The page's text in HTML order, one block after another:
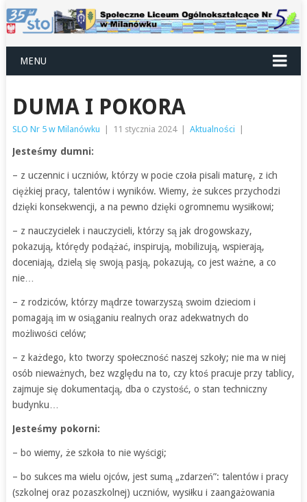
MENU
DUMA I POKORA
SLO Nr 5 w Milanówku 11 stycznia 2024 Aktualności
Jesteśmy dumni:
– z uczennic i uczniów, którzy w pocie czoła pisali maturę, z ich
ciężkiej pracy, talentów i wyników. Wiemy, że sukces przychodzi
dzięki konsekwencji, a na pewno dzięki ogromnemu wysiłkowi;
– z nauczycielek i nauczycieli, którzy są jak drogowskazy,
pokazują, którędy podążać, inspirują, mobilizują, wspierają,
doceniają, dzielą się swoją pasją, pokazują, co jest ważne, a co
nie…
– z rodziców, którzy mądrze towarzyszą swoim dzieciom i
pomagają im w osiąganiu realnych oraz adekwatnych do
możliwości celów;
– z każdego, kto tworzy społeczność naszej szkoły; nie ma w niej
osób nieważnych, bez względu na to, czy ktoś pracuje przy tablicy,
zajmuje się dokumentacją, dba o czystość, o stan techniczny
budynku…
Jesteśmy pokorni:
– bo wiemy, że szkoła to nie wyścigi;
– bo sukces ma wielu ojców, jest sumą „zdarzeń”: talentów i pracy
(szkolnej oraz pozaszkolnej) uczniów, wysiłku i zaangażowania